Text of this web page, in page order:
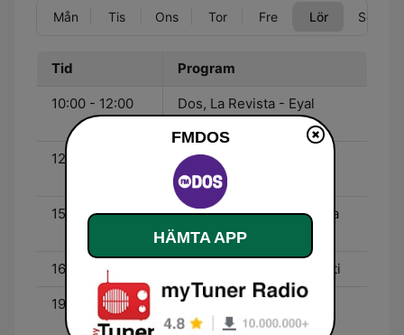
Mån Tis Ons Tor Fre Lör Sön
Tid Program
10:00 - 12:00
Dos, La Revista - Eyal
12:00 - 14:00
Dedicados - Lorena
Capetillo
15:00 - 16:00
Cosas de Dos - Florencia
Merlez
16:00 - 18:00 Conectados - Elvira Cristi
19:00 - 20:00
Mesa para dos - Carola
Varleta
FMDOS
HÄMTA APP